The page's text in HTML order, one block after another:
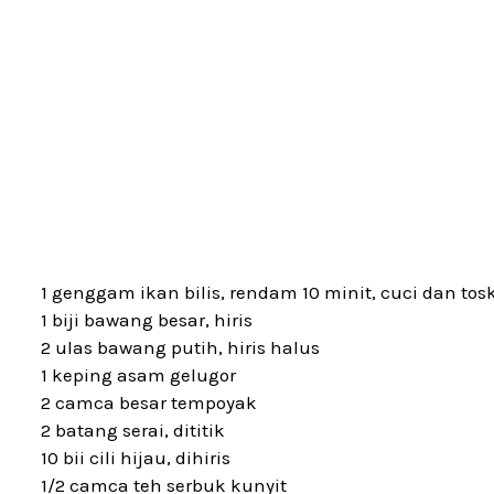
1 genggam ikan bilis, rendam 10 minit, cuci dan
1 biji bawang besar, hiris
2 ulas bawang putih, hiris halus
1 keping asam gelugor
2 camca besar tempoyak
2 batang serai, dititik
10 bii cili hijau, dihiris
1/2 camca teh serbuk kunyit